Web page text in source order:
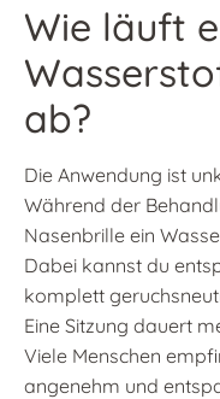
Wie läuft
ab?
Die Anwendung ist
Während der
Nasenbrille ein
Dabei kannst du
komplett
Eine Sitzung dauert
Viele Menschen
angenehm und